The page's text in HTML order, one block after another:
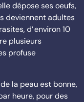
dépose ses oeufs,
deviennent adultes
d’ environ 10
plusieurs
profuse
la peau est bonne,
heure, pour des